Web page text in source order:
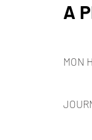
A
MON